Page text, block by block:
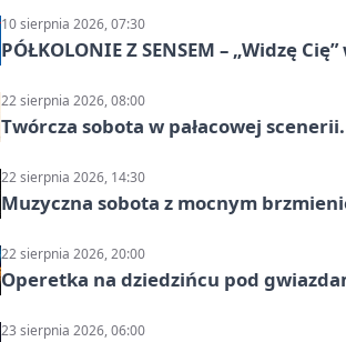
10 sierpnia 2026, 07:30
PÓŁKOLONIE Z SENSEM – „Widzę
22 sierpnia 2026, 08:00
Twórcza sobota w pałacowej
22 sierpnia 2026, 14:30
Muzyczna sobota z mocnym
22 sierpnia 2026, 20:00
Operetka na dziedzińcu pod
23 sierpnia 2026, 06:00